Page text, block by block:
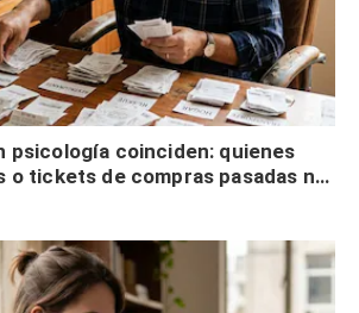
psicología coinciden: quienes
o tickets de compras pasadas no
sino que tienen necesidad de